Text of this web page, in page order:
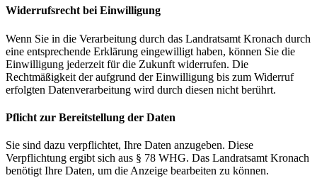
Widerrufsrecht bei Einwilligung
Wenn Sie in die Verarbeitung durch das Landratsamt Kronach durch
eine entsprechende Erklärung eingewilligt haben, können Sie die
Einwilligung jederzeit für die Zukunft widerrufen. Die
Rechtmäßigkeit der aufgrund der Einwilligung bis zum Widerruf
erfolgten Datenverarbeitung wird durch diesen nicht berührt.
Pflicht zur Bereitstellung der Daten
Sie sind dazu verpflichtet, Ihre Daten anzugeben. Diese
Verpflichtung ergibt sich aus § 78 WHG. Das Landratsamt Kronach
benötigt Ihre Daten, um die Anzeige bearbeiten zu können.